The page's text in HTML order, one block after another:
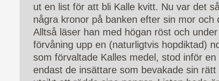
ut en list för att bli Kalle kvitt. Nu var det
några kronor på banken efter sin mor och
Alltså läser han med högan röst och
förvåning upp en (naturligtvis hopdiktad)
som förvaltade Kalles medel, stod inför
endast de insättare som bevakade sin